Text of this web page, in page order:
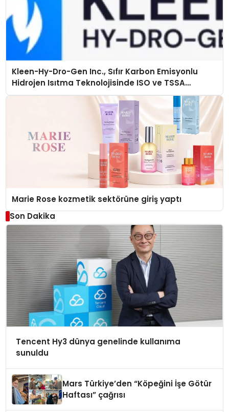
Kleen-Hy-Dro-Gen Inc., Sıfır Karbon Emisyonlu
Hidrojen Isıtma Teknolojisinde ISO ve TSSA
Düzenleyici Onaylarını Aldı
Marie Rose kozmetik sektörüne giriş yaptı
Son Dakika
Tencent Hy3 dünya genelinde kullanıma
sunuldu
Mars Türkiye’den “Köpeğini İşe Götür
Haftası” çağrısı